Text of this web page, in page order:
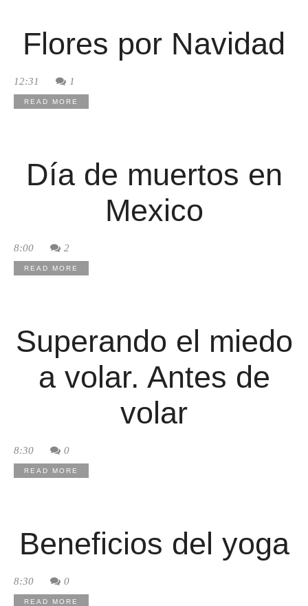
Flores por Navidad
12:31 1
READ MORE
Día de muertos en
Mexico
8:00 2
READ MORE
Superando el miedo
a volar. Antes de
volar
8:30 0
READ MORE
Beneficios del yoga
8:30 0
READ MORE